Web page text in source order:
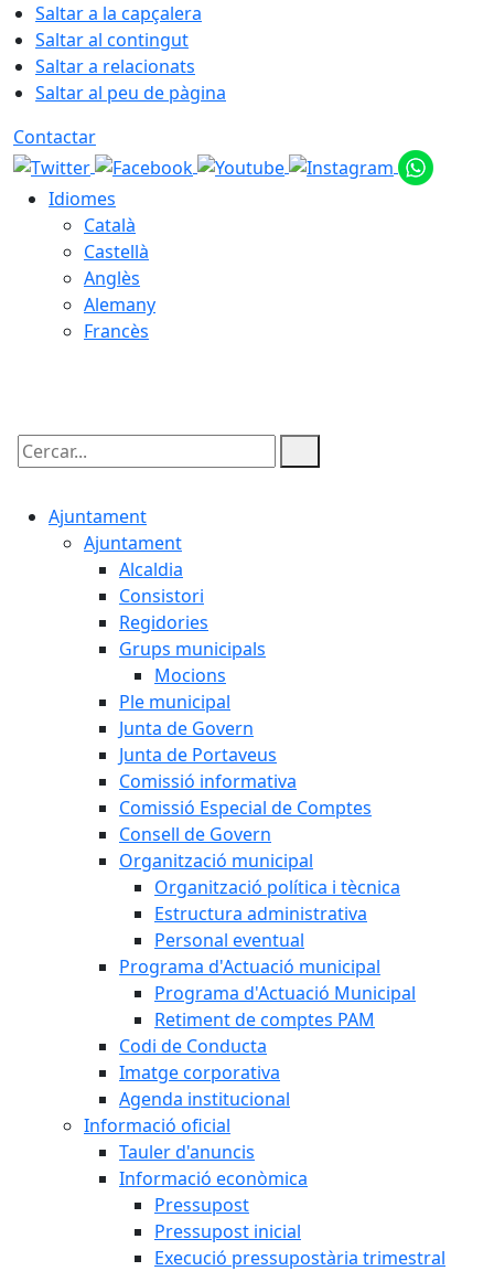
Saltar a la capçalera
Saltar al contingut
Saltar a relacionats
Saltar al peu de pàgina
Contactar
Idiomes
Català
Castellà
Anglès
Alemany
Francès
Cercar:
Ajuntament
Ajuntament
Alcaldia
Consistori
Regidories
Grups municipals
Mocions
Ple municipal
Junta de Govern
Junta de Portaveus
Comissió informativa
Comissió Especial de Comptes
Consell de Govern
Organització municipal
Organització política i tècnica
Estructura administrativa
Personal eventual
Programa d'Actuació municipal
Programa d'Actuació Municipal
Retiment de comptes PAM
Codi de Conducta
Imatge corporativa
Agenda institucional
Informació oficial
Tauler d'anuncis
Informació econòmica
Pressupost
Pressupost inicial
Execució pressupostària trimestral